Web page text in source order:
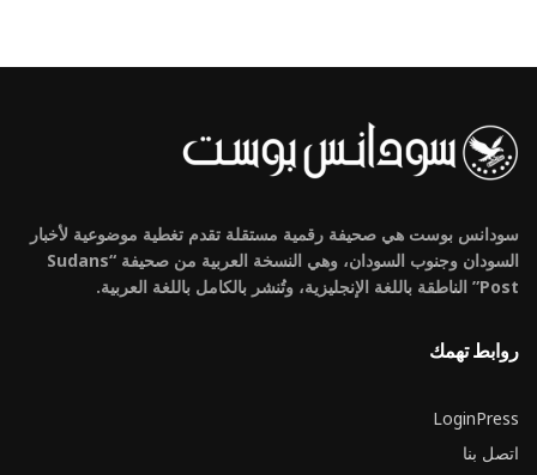
سودانس بوست هي صحيفة رقمية مستقلة تقدم تغطية موضوعية لأخبار
السودان وجنوب السودان، وهي النسخة العربية من صحيفة “Sudans
Post” الناطقة باللغة الإنجليزية، وتُنشر بالكامل باللغة العربية.
روابط تهمك
LoginPress
اتصل بنا